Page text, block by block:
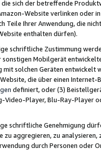
sich der betreffende
Website verlinken oder
Teile Ihrer Anwendung, die
enthalten dürfen).
schriftliche Zustimmung
Mobilgerät
solchen Geräten
die über einen
definiert, oder (3)
Player, Blu-Ray-Player
schriftliche Genehmigung
aggregieren, zu
durch Personen